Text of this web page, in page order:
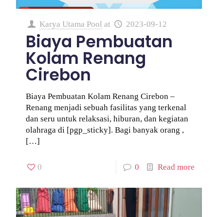
Karya Utama Pool at 2023-09-12
Biaya Pembuatan
Kolam Renang
Cirebon
Biaya Pembuatan Kolam Renang Cirebon –
Renang menjadi sebuah fasilitas yang terkenal
dan seru untuk relaksasi, hiburan, dan kegiatan
olahraga di [pgp_sticky]. Bagi banyak orang ,
[…]
0 0 Read more